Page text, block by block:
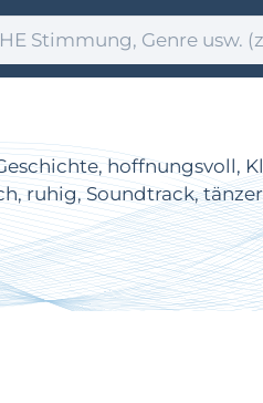
hoffnungsvoll,
ruhig, Soundtrack,